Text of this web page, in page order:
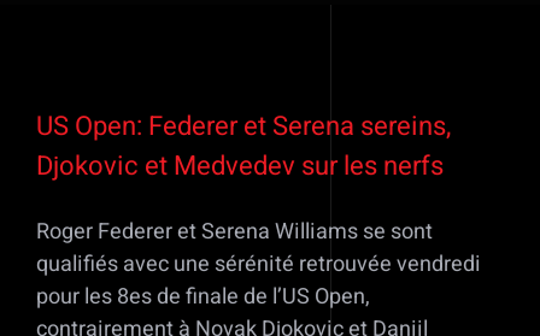
l'image
agrandie
US Open: Federer et Serena sereins,
Djokovic et Medvedev sur les nerfs
Roger Federer et Serena Williams se sont
qualifiés avec une sérénité retrouvée vendredi
pour les 8es de finale de l’US Open,